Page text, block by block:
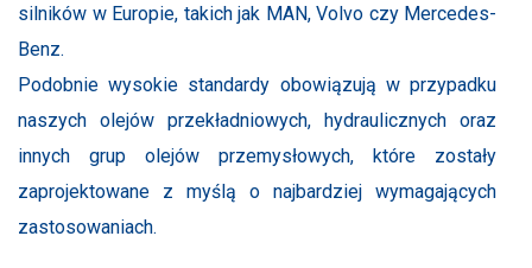
silników w Europie, takich jak MAN, Volvo czy Mercedes-
Benz.
Podobnie wysokie standardy obowiązują w przypadku
naszych olejów przekładniowych, hydraulicznych oraz
innych grup olejów przemysłowych, które zostały
zaprojektowane z myślą o najbardziej wymagających
zastosowaniach.